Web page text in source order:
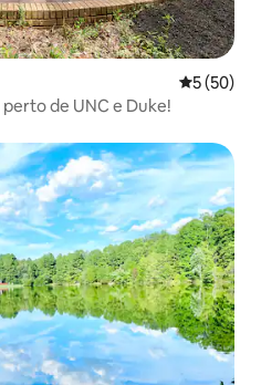
5 de uma
5 (50)
perto de UNC e Duke!